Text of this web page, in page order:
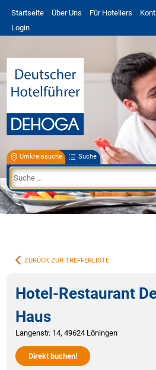
Startseite Über Uns Für Hoteliers
Login
Umkreissuche Suche
ZURÜCK ZUR TREFFERLISTE
Hotel-Restaurant
Haus
Langenstr. 14, 49624 Löningen
Direkt buchen!